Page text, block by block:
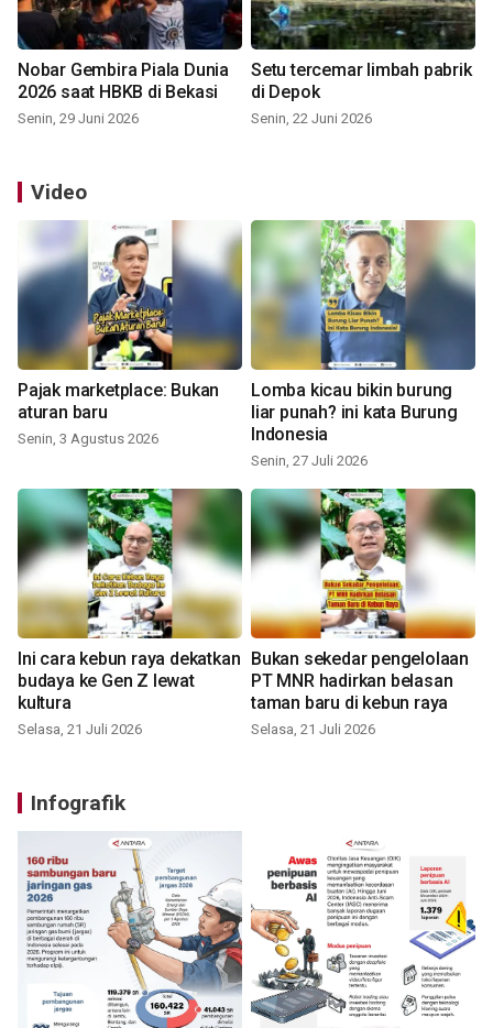
Nobar Gembira Piala Dunia
2026 saat HBKB di Bekasi
Senin, 29 Juni 2026
Setu tercemar limbah pabrik
di Depok
Senin, 22 Juni 2026
Video
Pajak marketplace: Bukan
aturan baru
Senin, 3 Agustus 2026
Lomba kicau bikin burung
liar punah? ini kata Burung
Indonesia
Senin, 27 Juli 2026
Ini cara kebun raya dekatkan
budaya ke Gen Z lewat
kultura
Selasa, 21 Juli 2026
Bukan sekedar pengelolaan
PT MNR hadirkan belasan
taman baru di kebun raya
Selasa, 21 Juli 2026
Infografik